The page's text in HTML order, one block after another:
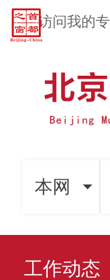
访问我的
本网
工作动态